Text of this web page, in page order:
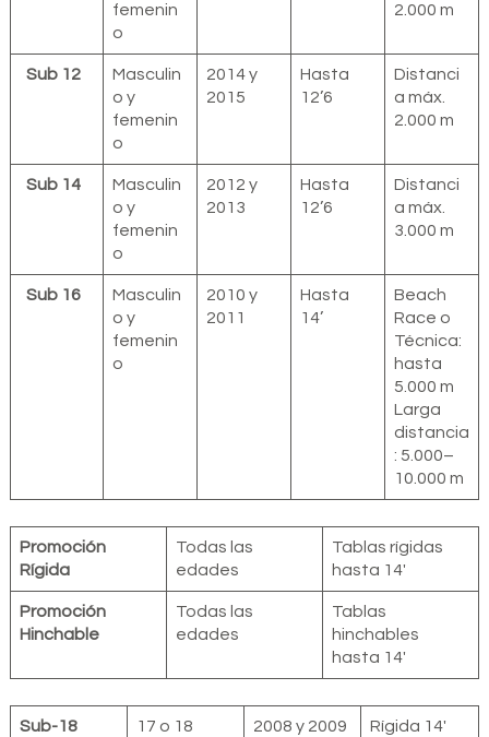
femenin
o
2.000 m
Sub 12
Masculin
o y
femenin
o
2014 y
2015
Hasta
12’6
Distanci
a máx.
2.000 m
Sub 14
Masculin
o y
femenin
o
2012 y
2013
Hasta
12’6
Distanci
a máx.
3.000 m
Sub 16
Masculin
o y
femenin
o
2010 y
2011
Hasta
14’
Beach
Race o
Técnica:
hasta
5.000 m
Larga
distancia
: 5.000–
10.000 m
Promoción
Rígida
Todas las
edades
Tablas rígidas
hasta 14′
Promoción
Hinchable
Todas las
edades
Tablas
hinchables
hasta 14′
Sub-18
17 o 18
2008 y 2009 Rígida 14′